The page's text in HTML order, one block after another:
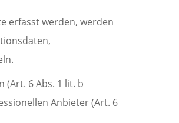
erfasst werden, werden
(Art. 6 Abs. 1 lit. b
Anbieter (Art. 6